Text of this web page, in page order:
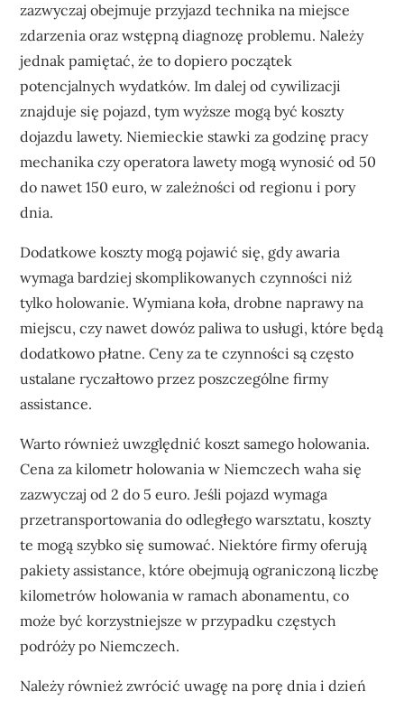
zazwyczaj obejmuje przyjazd technika na miejsce
zdarzenia oraz wstępną diagnozę problemu. Należy
jednak pamiętać, że to dopiero początek
potencjalnych wydatków. Im dalej od cywilizacji
znajduje się pojazd, tym wyższe mogą być koszty
dojazdu lawety. Niemieckie stawki za godzinę pracy
mechanika czy operatora lawety mogą wynosić od 50
do nawet 150 euro, w zależności od regionu i pory
dnia.
Dodatkowe koszty mogą pojawić się, gdy awaria
wymaga bardziej skomplikowanych czynności niż
tylko holowanie. Wymiana koła, drobne naprawy na
miejscu, czy nawet dowóz paliwa to usługi, które będą
dodatkowo płatne. Ceny za te czynności są często
ustalane ryczałtowo przez poszczególne firmy
assistance.
Warto również uwzględnić koszt samego holowania.
Cena za kilometr holowania w Niemczech waha się
zazwyczaj od 2 do 5 euro. Jeśli pojazd wymaga
przetransportowania do odległego warsztatu, koszty
te mogą szybko się sumować. Niektóre firmy oferują
pakiety assistance, które obejmują ograniczoną liczbę
kilometrów holowania w ramach abonamentu, co
może być korzystniejsze w przypadku częstych
podróży po Niemczech.
Należy również zwrócić uwagę na porę dnia i dzień